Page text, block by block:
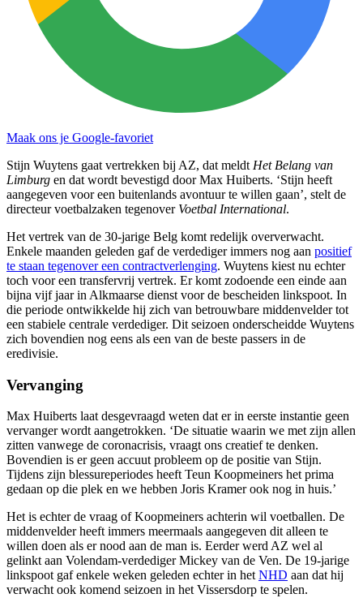
Maak ons je Google-favoriet
Stijn Wuytens gaat vertrekken bij AZ, dat meldt Het Belang van
Limburg en dat wordt bevestigd door Max Huiberts. ‘Stijn heeft
aangegeven voor een buitenlands avontuur te willen gaan’, stelt de
directeur voetbalzaken tegenover Voetbal International.
Het vertrek van de 30-jarige Belg komt redelijk oververwacht.
Enkele maanden geleden gaf de verdediger immers nog aan positief
te staan tegenover een contractverlenging. Wuytens kiest nu echter
toch voor een transfervrij vertrek. Er komt zodoende een einde aan
bijna vijf jaar in Alkmaarse dienst voor de bescheiden linkspoot. In
die periode ontwikkelde hij zich van betrouwbare middenvelder tot
een stabiele centrale verdediger. Dit seizoen onderscheidde Wuytens
zich bovendien nog eens als een van de beste passers in de
eredivisie.
Vervanging
Max Huiberts laat desgevraagd weten dat er in eerste instantie geen
vervanger wordt aangetrokken. ‘De situatie waarin we met zijn allen
zitten vanwege de coronacrisis, vraagt ons creatief te denken.
Bovendien is er geen accuut probleem op de positie van Stijn.
Tijdens zijn blessureperiodes heeft Teun Koopmeiners het prima
gedaan op die plek en we hebben Joris Kramer ook nog in huis.’
Het is echter de vraag of Koopmeiners achterin wil voetballen. De
middenvelder heeft immers meermaals aangegeven dit alleen te
willen doen als er nood aan de man is. Eerder werd AZ wel al
gelinkt aan Volendam-verdediger Mickey van de Ven. De 19-jarige
linkspoot gaf enkele weken geleden echter in het NHD aan dat hij
verwacht ook komend seizoen in het Vissersdorp te spelen.